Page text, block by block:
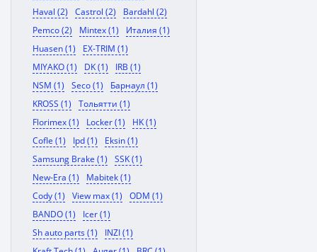
Haval (2)
Castrol (2)
Bardahl (2)
Pemco (2)
Mintex (1)
Италия (1)
Huasen (1)
EX-TRIM (1)
MIYAKO (1)
DK (1)
IRB (1)
NSM (1)
Seco (1)
Барнаул (1)
KROSS (1)
Тольятти (1)
Florimex (1)
Locker (1)
HK (1)
Cofle (1)
Ipd (1)
Eksin (1)
Samsung Brake (1)
SSK (1)
New-Era (1)
Mabitek (1)
Cody (1)
View max (1)
ODM (1)
BANDO (1)
Icer (1)
Sh auto parts (1)
INZI (1)